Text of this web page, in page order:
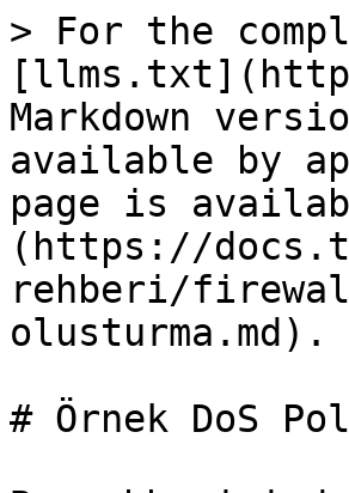
> For the
Markdown
available by
page is
(https://
rehberi/
olusturma.md).
# Örnek DoS